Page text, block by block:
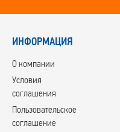
ИНФОРМАЦИЯ
О компании
Условия
соглашения
Пользовательское
соглашение